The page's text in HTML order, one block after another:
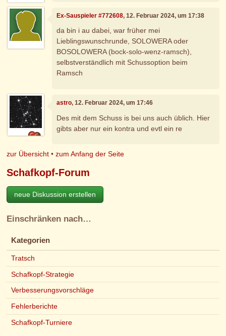
Ex-Sauspieler #772608, 12. Februar 2024, um 17:38
da bin i au dabei, war früher mei
Lieblingswunschrunde, SOLOWERA oder
BOSOLOWERA (bock-solo-wenz-ramsch),
selbstverständlich mit Schussoption beim
Ramsch
astro, 12. Februar 2024, um 17:46
Des mit dem Schuss is bei uns auch üblich. Hier
gibts aber nur ein kontra und evtl ein re
zur Übersicht •zum Anfang der Seite
Schafkopf-Forum
neue Diskussion erstellen
Einschränken nach…
Kategorien
Tratsch
Schafkopf-Strategie
Verbesserungsvorschläge
Fehlerberichte
Schafkopf-Turniere